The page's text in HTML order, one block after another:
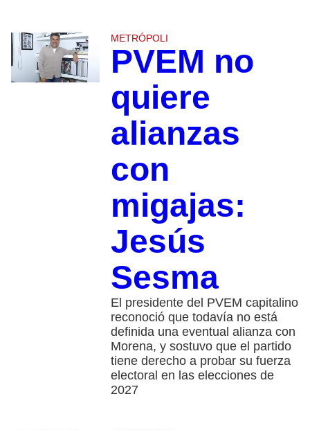
METRÓPOLI
PVEM no
quiere
alianzas
con
migajas:
Jesús
Sesma
El presidente del PVEM capitalino
reconoció que todavía no está
definida una eventual alianza con
Morena, y sostuvo que el partido
tiene derecho a probar su fuerza
electoral en las elecciones de
2027